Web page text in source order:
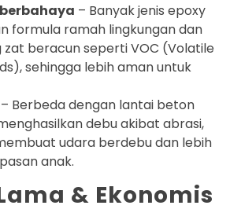
– Banyak jenis epoxy
formula ramah lingkungan dan
beracun seperti VOC (Volatile
sehingga lebih aman untuk
– Berbeda dengan lantai beton
debu akibat abrasi,
udara berdebu dan lebih
anak.
& Ekonomis